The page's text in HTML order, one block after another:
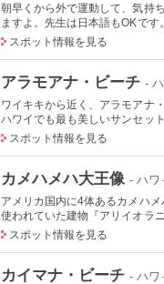
朝早くから外で運動して、気持
ますよ。先生は日本語もOKで
スポット情報を見る
アラモアナ・ビーチ -
ワイキキから近く、アラモアナ
ハワイでも最も美しいサンセッ
スポット情報を見る
カメハメハ大王像 - ハワ
アメリカ国内に4体あるカメハ
使われていた建物『アリイオラ
スポット情報を見る
カイマナ・ビーチ - ハワ